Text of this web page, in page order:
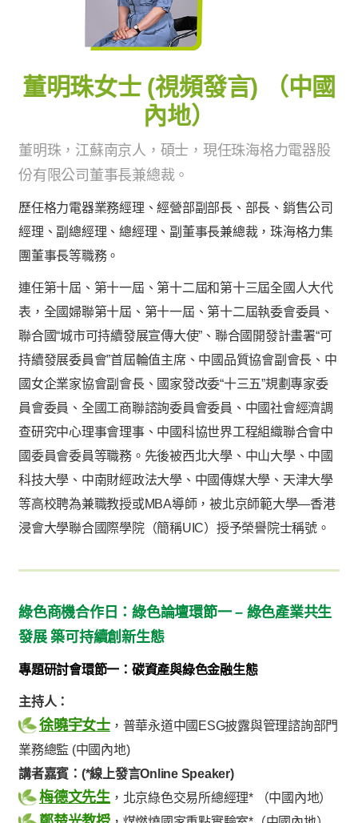
董明珠女士 (視頻發言) （中國
內地）
董明珠，江蘇南京人，碩士，現任珠海格力電器股
份有限公司董事長兼總裁。
歷任格力電器業務經理、經營部副部長、部長、銷售公司
經理、副總經理、總經理、副董事長兼總裁，珠海格力集
團董事長等職務。
連任第十屆、第十一屆、第十二屆和第十三屆全國人大代
表，全國婦聯第十屆、第十一屆、第十二屆執委會委員、
聯合國“城市可持續發展宣傳大使”、聯合國開發計畫署“可
持續發展委員會”首屆輪值主席、中國品質協會副會長、中
國女企業家協會副會長、國家發改委“十三五”規劃專家委
員會委員、全國工商聯諮詢委員會委員、中國社會經濟調
查研究中心理事會理事、中國科協世界工程組織聯合會中
國委員會委員等職務。先後被西北大學、中山大學、中國
科技大學、中南財經政法大學、中國傳媒大學、天津大學
等高校聘為兼職教授或MBA導師，被北京師範大學—香港
浸會大學聯合國際學院（簡稱UIC）授予榮譽院士稱號。
綠色商機合作日：綠色論壇環節一 – 綠色產業共生
發展 築可持續創新生態
專題研討會環節一：碳資產與綠色金融生態
主持人：
徐曉宇女士，普華永道中國ESG披露與管理諮詢部門
業務總監 (中國內地)
講者嘉賓：(*線上發言Online Speaker)
梅德文先生 ，北京綠色交易所總經理* （中國內地）